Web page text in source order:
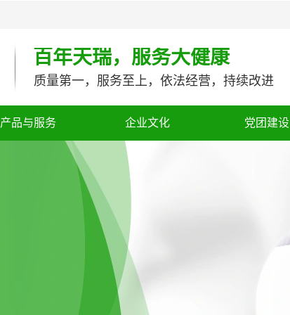
产品与服务 企业文化 党团建设
百年天瑞，服务大健康
质量第一，服务至上，依法经营，持续改进